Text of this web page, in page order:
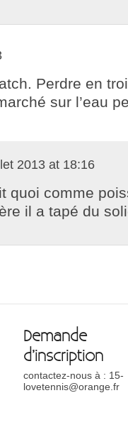
Perdre en
sur l’eau
2013 at 18:16
quoi comme
il a tapé du
Demande
d’inscription
contactez-nous à : 15-
lovetennis@orange.fr